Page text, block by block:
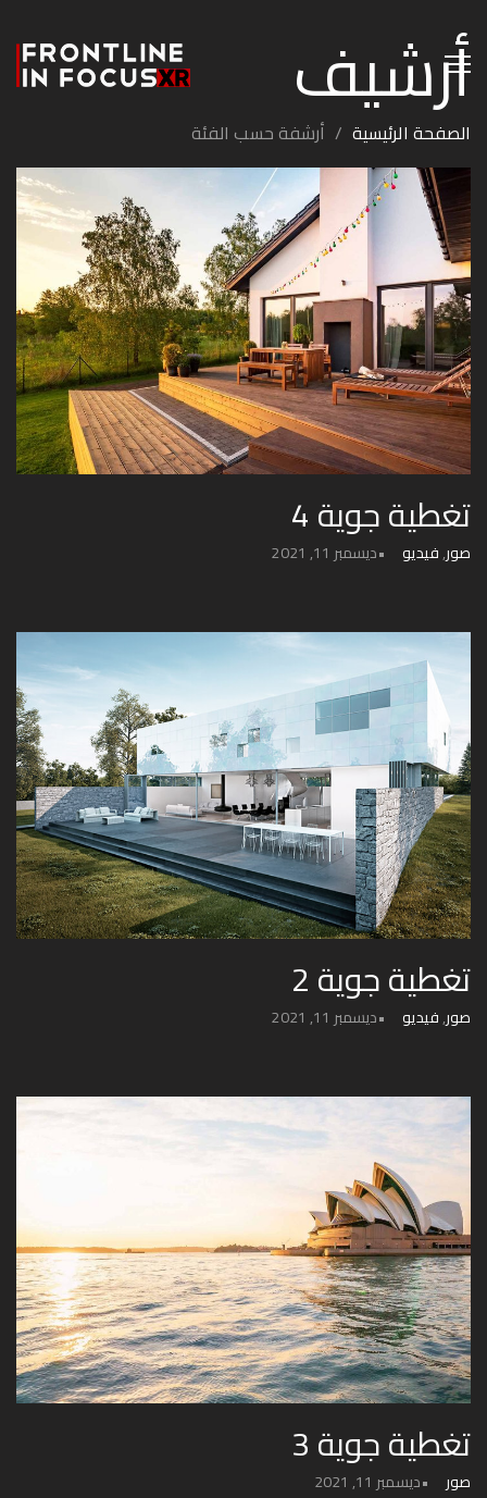
أرشيف
الصفحة الرئيسية / أرشفة حسب الفئة
تغطية جوية 4
صور,فيديو ديسمبر 11, 2021
تغطية جوية 2
صور,فيديو ديسمبر 11, 2021
تغطية جوية 3
صور ديسمبر 11, 2021